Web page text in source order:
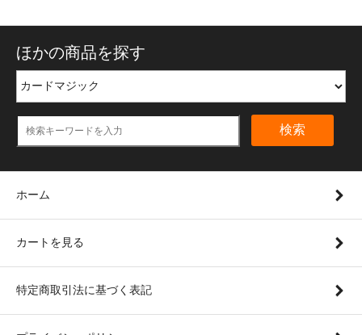
ほかの商品を探す
検索
ホーム
カートを見る
特定商取引法に基づく表記